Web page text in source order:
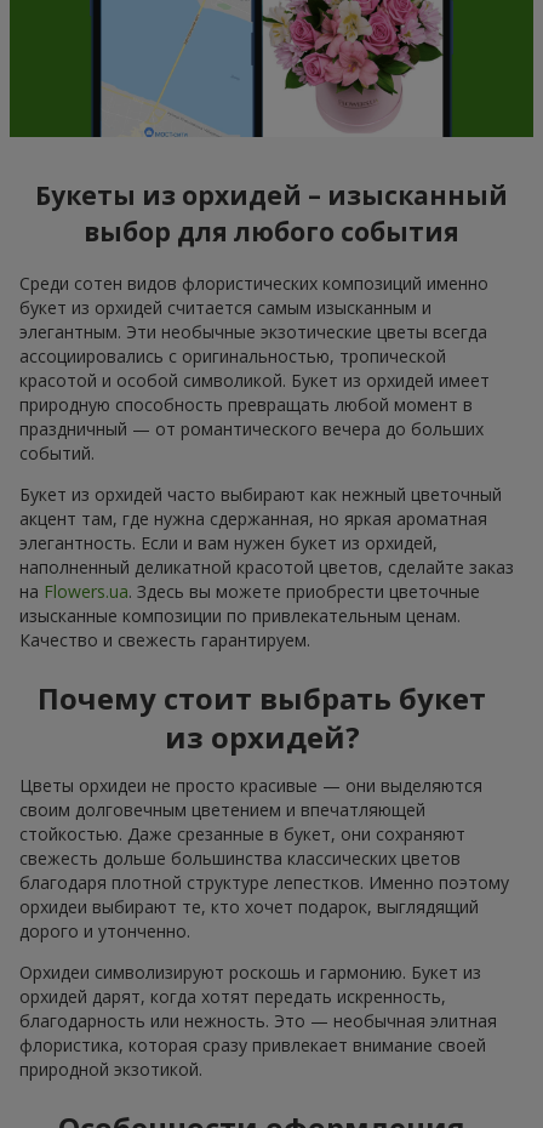
Букеты из орхидей – изысканный
выбор для любого события
Среди сотен видов флористических композиций именно
букет из орхидей считается самым изысканным и
элегантным. Эти необычные экзотические цветы всегда
ассоциировались с оригинальностью, тропической
красотой и особой символикой. Букет из орхидей имеет
природную способность превращать любой момент в
праздничный — от романтического вечера до больших
событий.
Букет из орхидей часто выбирают как нежный цветочный
акцент там, где нужна сдержанная, но яркая ароматная
элегантность. Если и вам нужен букет из орхидей,
наполненный деликатной красотой цветов, сделайте заказ
на Flowers.ua. Здесь вы можете приобрести цветочные
изысканные композиции по привлекательным ценам.
Качество и свежесть гарантируем.
Почему стоит выбрать букет
из орхидей?
Цветы орхидеи не просто красивые — они выделяются
своим долговечным цветением и впечатляющей
стойкостью. Даже срезанные в букет, они сохраняют
свежесть дольше большинства классических цветов
благодаря плотной структуре лепестков. Именно поэтому
орхидеи выбирают те, кто хочет подарок, выглядящий
дорого и утонченно.
Орхидеи символизируют роскошь и гармонию. Букет из
орхидей дарят, когда хотят передать искренность,
благодарность или нежность. Это — необычная элитная
флористика, которая сразу привлекает внимание своей
природной экзотикой.